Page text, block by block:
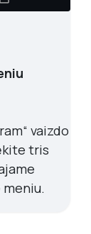
vaizdo
tris